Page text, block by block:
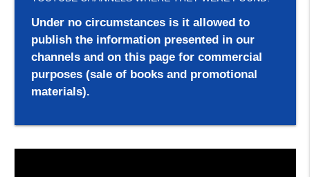
Under no circumstances is it allowed to
publish the information presented in our
channels and on this page for commercial
purposes (sale of books and promotional
materials).